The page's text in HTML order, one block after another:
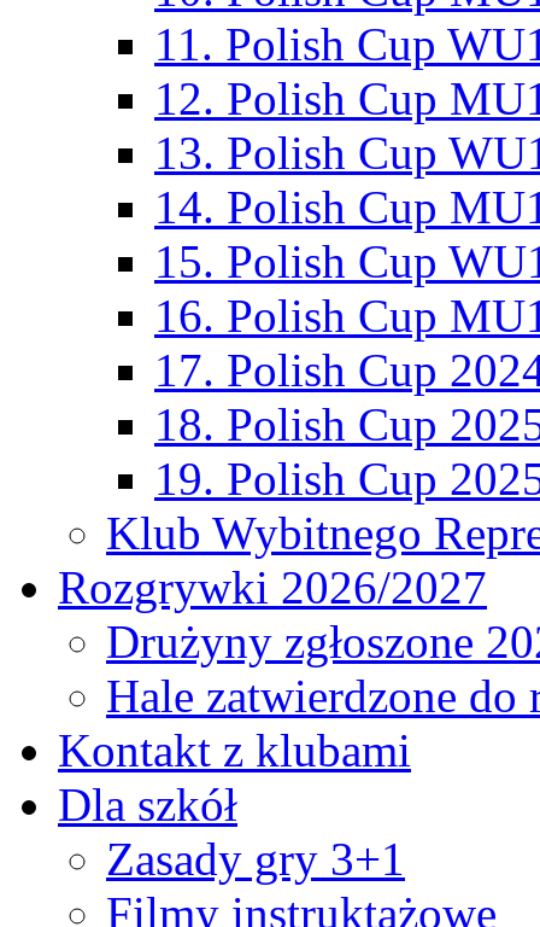
11. Polish Cup
12. Polish Cup
13. Polish Cup
14. Polish Cup
15. Polish Cup
16. Polish Cup
17. Polish Cup
18. Polish Cup
19. Polish Cup
Klub Wybitnego
Rozgrywki 2026/2027
Drużyny zgłoszone
Hale zatwierdzone
Kontakt z klubami
Dla szkół
Zasady gry 3+1
Filmy instruktażowe